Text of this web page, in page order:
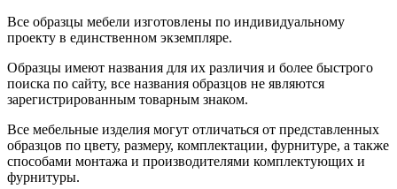
Все образцы мебели изготовлены по индивидуальному
проекту в единственном экземпляре.
Образцы имеют названия для их различия и более быстрого
поиска по сайту, все названия образцов не являются
зарегистрированным товарным знаком.
Все мебельные изделия могут отличаться от представленных
образцов по цвету, размеру, комплектации, фурнитуре, а также
способами монтажа и производителями комплектующих и
фурнитуры.